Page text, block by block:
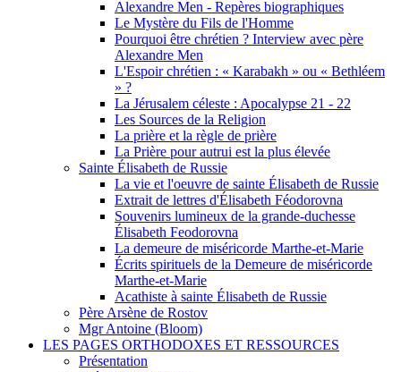
Alexandre Men - Repères biographiques
Le Mystère du Fils de l'Homme
Pourquoi être chrétien ? Interview avec père
Alexandre Men
L'Espoir chrétien : « Karabakh » ou « Bethléem
» ?
La Jérusalem céleste : Apocalypse 21 - 22
Les Sources de la Religion
La prière et la règle de prière
La Prière pour autrui est la plus élevée
Sainte Élisabeth de Russie
La vie et l'oeuvre de sainte Élisabeth de Russie
Extrait de lettres d'Élisabeth Féodorovna
Souvenirs lumineux de la grande-duchesse
Élisabeth Feodorovna
La demeure de miséricorde Marthe-et-Marie
Écrits spirituels de la Demeure de miséricorde
Marthe-et-Marie
Acathiste à sainte Élisabeth de Russie
Père Arsène de Rostov
Mgr Antoine (Bloom)
LES PAGES ORTHODOXES ET RESSOURCES
Présentation